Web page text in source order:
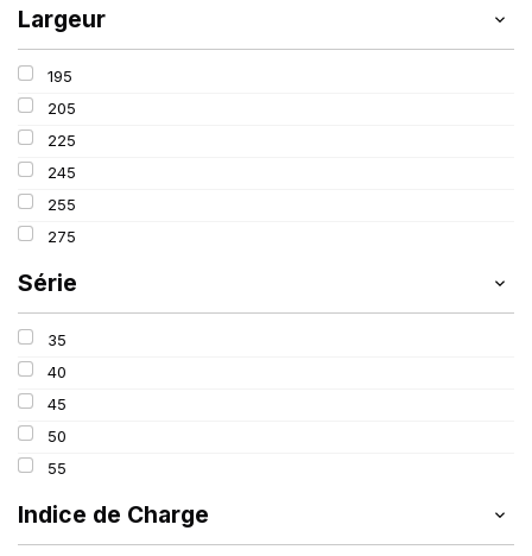
Largeur
195
205
225
245
255
275
Série
35
40
45
50
55
Indice de Charge